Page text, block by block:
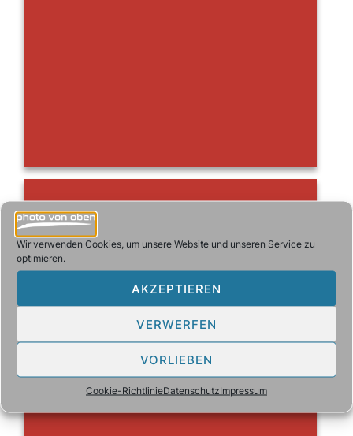
Wir verwenden Cookies, um unsere Website und unseren Service zu
optimieren.
AKZEPTIEREN
VERWERFEN
VORLIEBEN
Cookie-RichtlinieDatenschutzImpressum